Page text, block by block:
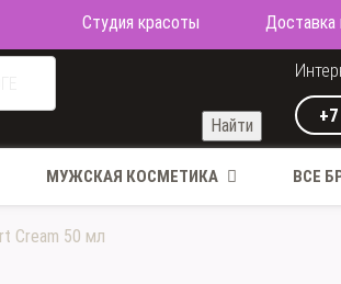
Студия красоты Доставка
Найти
МУЖСКАЯ КОСМЕТИКА ВСЕ
Cream 50 мл